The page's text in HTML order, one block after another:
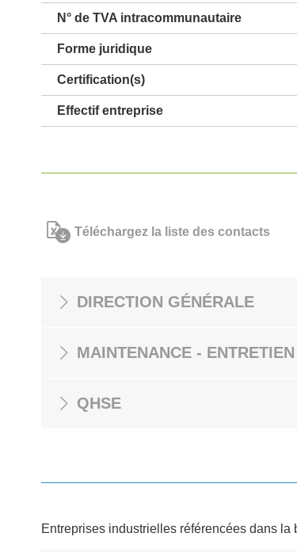
N° de TVA intracommunautaire
Forme juridique
Certification(s)
Effectif entreprise
Téléchargez la liste des contacts
DIRECTION GÉNÉRALE
MAINTENANCE - ENTRETIEN
QHSE
Entreprises industrielles référencées dans la